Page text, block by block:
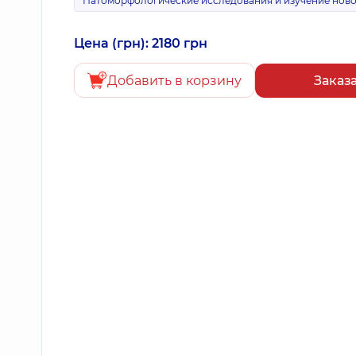
Цена (грн): 2180 грн
Добавить в корзину